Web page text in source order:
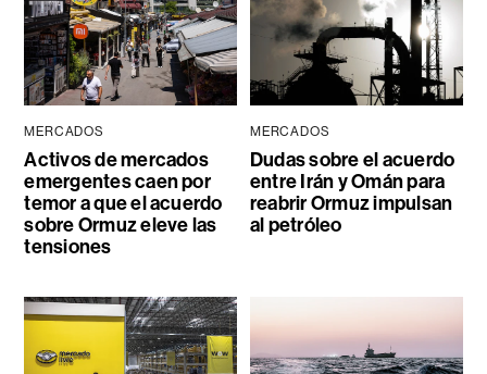
MERCADOS
Activos de mercados
emergentes caen por
temor a que el acuerdo
sobre Ormuz eleve las
tensiones
MERCADOS
Dudas sobre el acuerdo
entre Irán y Omán para
reabrir Ormuz impulsan
al petróleo